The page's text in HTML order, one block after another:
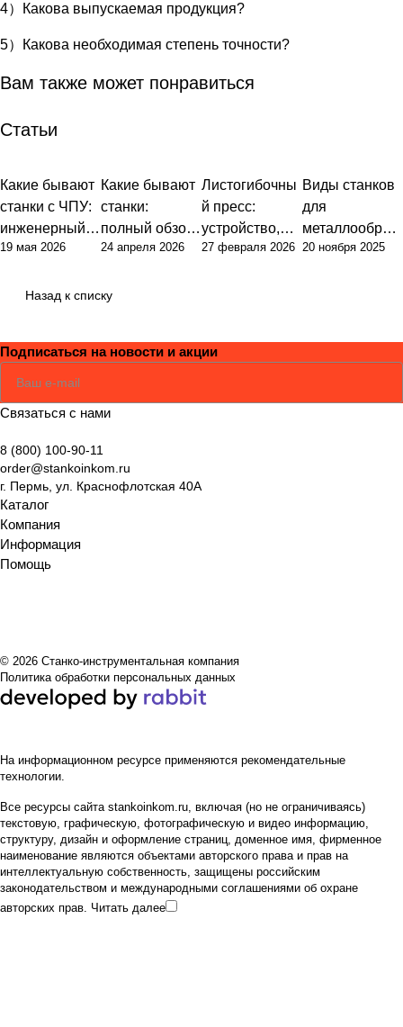
4）Какова выпускаемая продукция?
5）Какова необходимая степень точности?
Вам также может понравиться
Статьи
Какие бывают
станки с ЧПУ:
инженерный
подход к
и и выбору
19 мая 2026
Какие бывают
станки:
полный обзор
типов и их
24 апреля 2026
Листогибочны
й пресс:
устройство,
принцип
производстве
27 февраля 2026
Виды станков
для
металлообраб
отки: полный
20 ноября 2025
Назад к списку
Подписаться на новости и акции
Связаться с нами
8 (800) 100-90-11
order@stankoinkom.ru
г. Пермь, ул. Краснофлотская 40А
Каталог
Компания
Информация
Помощь
© 2026 Станко-инструментальная компания
Политика обработки персональных данных
На информационном ресурсе применяются рекомендательные
технологии.
Все ресурсы сайта stankoinkom.ru, включая (но не ограничиваясь)
текстовую, графическую, фотографическую и видео информацию,
структуру, дизайн и оформление страниц, доменное имя, фирменное
наименование являются объектами авторского права и прав на
интеллектуальную собственность, защищены российским
законодательством и международными соглашениями об охране
авторских прав. Читать далее